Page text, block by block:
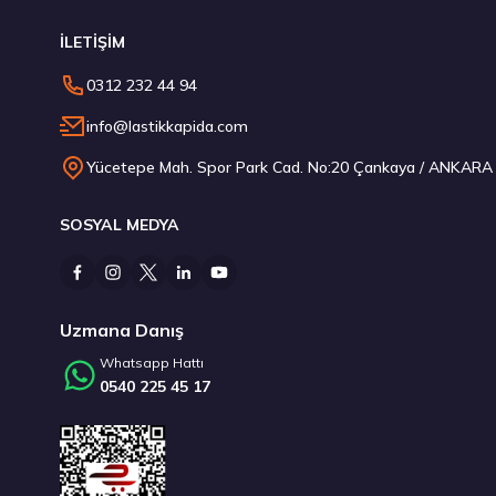
Hankook 275/30R20 97Y XL Ventus S1 evo3 K127 Yaz 2026
13.619,10 ₺
Laufenn 215/60R17 96H G FIT EQ+ LK41 Yaz 2026
4.702,50 ₺
İLETİŞİM
0312 232 44 94
info@lastikkapida.com
Yücetepe Mah. Spor Park Cad. No:20 Çankaya / ANKARA
SOSYAL MEDYA
Uzmana Danış
Whatsapp Hattı
0540 225 45 17